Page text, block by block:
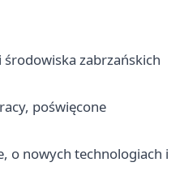
środowiska zabrzańskich
poświęcone
o nowych technologiach i